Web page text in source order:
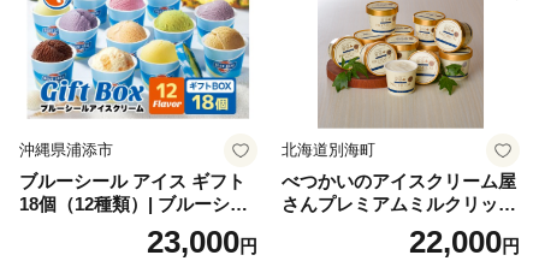
沖縄県浦添市
ブルーシール アイス ギフト
18個（12種類）| ブルーシー
ルアイス ブルーシールアイ
スクリーム 着日指定可能 送
23,000円
北海道別海町
べつかいのアイスクリーム屋
さんプレミアムミルクリッチ
12個（AP-01）（ 北海道アイ
ス 北海道産アイス アイス ア
22,000円